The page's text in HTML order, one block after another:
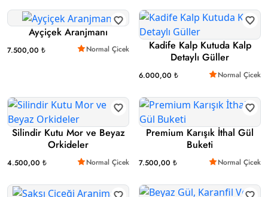
Ayçiçek Aranjmanı
7.500,00 ₺ Normal Çicek
Kadife Kalp Kutuda Kalp
Detaylı Güller
6.000,00 ₺ Normal Çicek
Silindir Kutu Mor ve Beyaz
Orkideler
4.500,00 ₺ Normal Çicek
Premium Karışık İthal Gül
Buketi
7.500,00 ₺ Normal Çicek